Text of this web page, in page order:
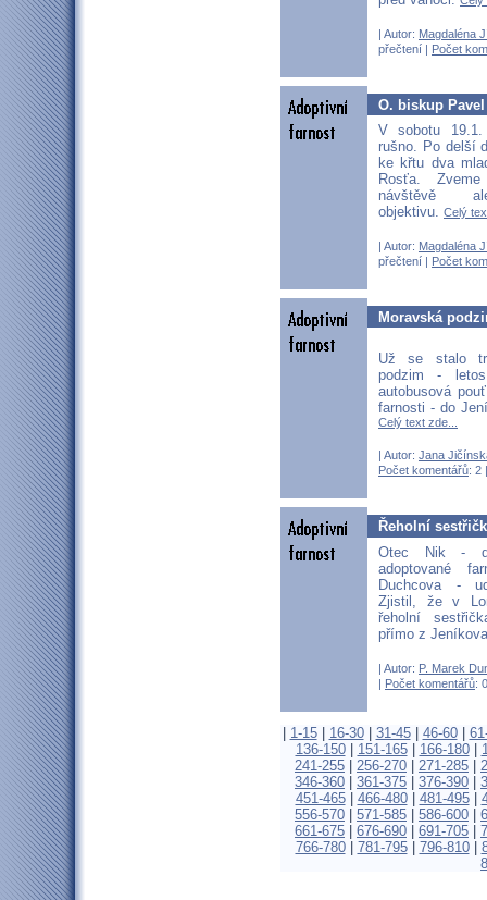
| Autor: Magdaléna
přečtení | Počet
O. biskup
V sobotu
rušno. Po delší
ke křtu dva
Rosťa.
návštěvě
objektivu. Celý
| Autor: Magdaléna
přečtení |
Počet
Moravská
Už se stalo
podzim -
autobusová
farnosti - do
Celý text zde...
| Autor: Jana
Počet komentářů: 2
Řeholní
Otec Nik -
adoptované
Duchcova -
Zjistil, že v
řeholní
přímo z
| Autor: P. Marek
| Počet komentářů:
1-15| 16-30| 31-45| 46-60|
136-150| 151-165| 166-180|
241-255
256-270 271-285
346-360
361-375 376-390
451-465| 466-480| 481-495|
556-570
571-585 586-600
661-675
676-690 691-705
766-780| 781-795| 796-810|